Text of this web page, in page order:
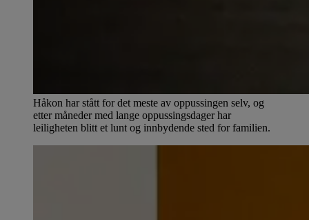
Håkon har stått for det meste av oppussingen selv, og
etter måneder med lange oppussingsdager har
leiligheten blitt et lunt og innbydende sted for familien.